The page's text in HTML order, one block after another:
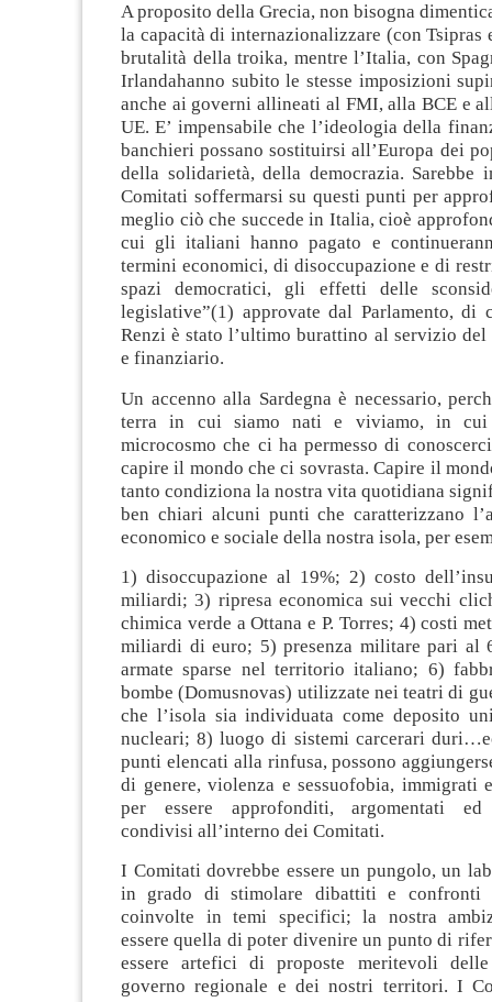
A proposito della Grecia, non bisogna
la capacità di internazionalizzare (con Tsipras
brutalità della troika, mentre l’Italia, con
Irlandahanno subito le stesse imposizioni
anche ai governi allineati al FMI, alla BCE e
UE. E’ impensabile che l’ideologia della
banchieri possano sostituirsi all’Europa dei
della solidarietà, della democrazia. Sarebbe
Comitati soffermarsi su questi punti per
meglio ciò che succede in Italia, cioè
cui gli italiani hanno pagato e
termini economici, di disoccupazione e di
spazi democratici, gli effetti delle
legislative”(1) approvate dal Parlamento, di
Renzi è stato l’ultimo burattino al servizio del
e finanziario.
Un accenno alla Sardegna è necessario,
terra in cui siamo nati e viviamo, in
microcosmo che ci ha permesso di
capire il mondo che ci sovrasta. Capire il
tanto condiziona la nostra vita quotidiana
ben chiari alcuni punti che caratterizzano
economico e sociale della nostra isola, per
1) disoccupazione al 19%; 2) costo
miliardi; 3) ripresa economica sui vecchi
chimica verde a Ottana e P. Torres; 4) costi
miliardi di euro; 5) presenza militare pari al
armate sparse nel territorio italiano; 6)
bombe (Domusnovas) utilizzate nei teatri di
che l’isola sia individuata come deposito
nucleari; 8) luogo di sistemi carcerari
punti elencati alla rinfusa, possono
di genere, violenza e sessuofobia, immigrati
per essere approfonditi, argomentati ed
condivisi all’interno dei Comitati.
I Comitati dovrebbe essere un pungolo, un
in grado di stimolare dibattiti e confronti
coinvolte in temi specifici; la nostra
essere quella di poter divenire un punto di
essere artefici di proposte meritevoli
governo regionale e dei nostri territori. I